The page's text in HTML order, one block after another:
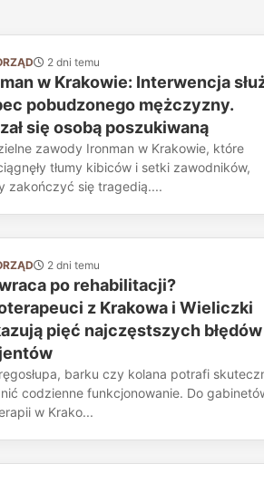
2 dni temu
w Krakowie: Interwencja
pobudzonego mężczyzny.
się osobą poszukiwaną
zawody Ironman w Krakowie, które
tłumy kibiców i setki zawodników,
zakończyć się tragedią....
2 dni temu
po rehabilitacji?
z Krakowa i Wieliczki
pięć najczęstszych błędów
barku czy kolana potrafi
codzienne funkcjonowanie. Do
w Krako...